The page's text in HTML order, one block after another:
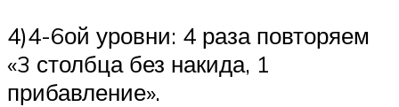
4)4-6ой уровни: 4 раза повторяем
«3 столбца без накида, 1
прибавление».